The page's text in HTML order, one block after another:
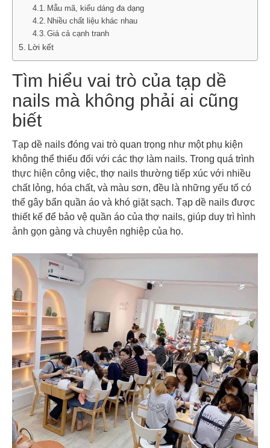
Mẫu mã, kiểu dáng đa dạng
Nhiều chất liệu khác nhau
Giá cả cạnh tranh
Lời kết
Tìm hiểu vai trò của tạp dề
nails mà không phải ai cũng
biết
Tạp dề nails đóng vai trò quan trọng như một phụ kiện
không thể thiếu đối với các thợ làm nails. Trong quá trình
thực hiện công việc, thợ nails thường tiếp xúc với nhiều
chất lỏng, hóa chất, và màu sơn, đều là những yếu tố có
thể gây bẩn quần áo và khó giặt sạch. Tạp dề nails được
thiết kế để bảo vệ quần áo của thợ nails, giúp duy trì hình
ảnh gọn gàng và chuyên nghiệp của họ.